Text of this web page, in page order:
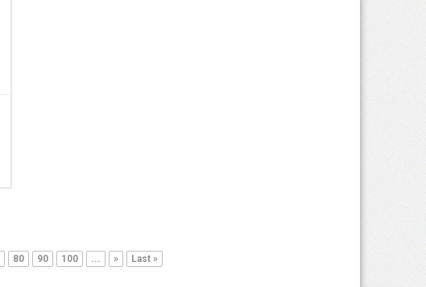
80 90 100 ... » Last »